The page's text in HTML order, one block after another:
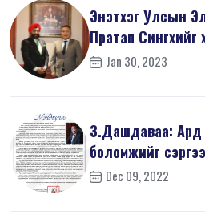
Энэтхэг Улсын
Пратап Сингхийг
Jan 30, 2023
З.Дашдаваа: Ард
боломжийг
Dec 09, 2022